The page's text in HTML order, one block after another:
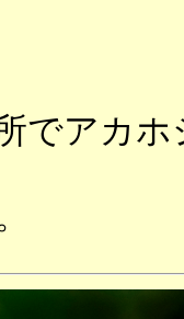
でアカ